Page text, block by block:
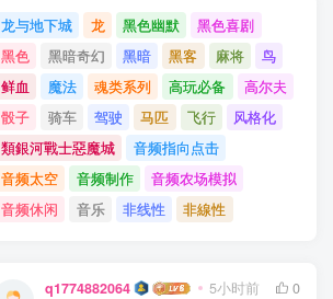
龙与地下城 龙 黑色幽默
黑色喜剧
黑色
黑暗奇幻 黑暗 黑客 麻将
鸟
鲜血
魔法 魂类系列 高玩必备
高尔夫
骰子
骑车 驾驶 马匹 飞行
风格化
類銀河戰士惡魔城
音频指向点击
音频太空
音频制作
音频农场模拟
音频休闲
音乐 非线性 非線性
q1774882064 5小时前
0